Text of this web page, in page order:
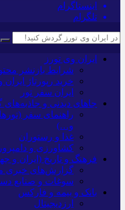
اینستاگرام
تلگرام
ایران وی تورز
شرایط بازنشر
خرید رپورتاژ ایران
ایران سفر تور
جاهای دیدنی و
راهنمای سفر
و…)
غذا و رستوران
کشاورزی و
فرهنگ و تاریخ (ایران و
گزارش‌های خبری
سوغات و صنایع
بانک و بیمه و فارکس
ارزدیجیتال